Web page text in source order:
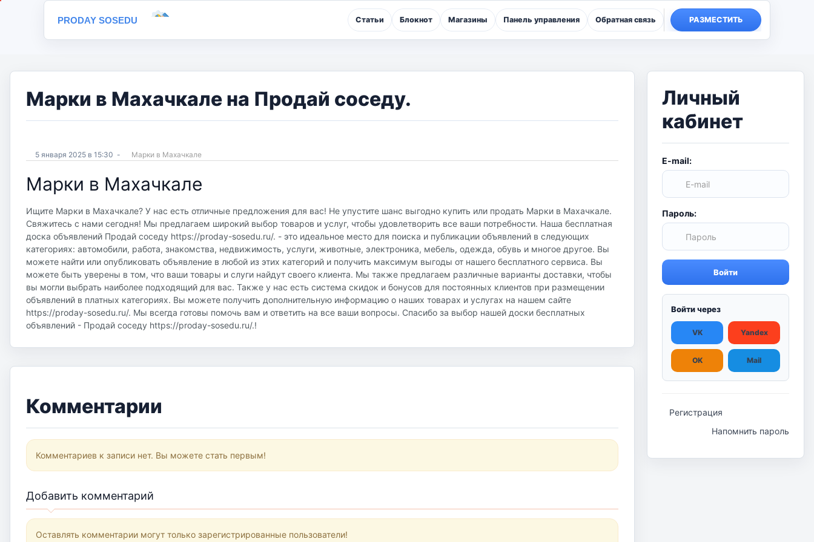
PRODAY SOSEDU Статьи Блокнот Магазины Панель управления Обратная связь РАЗМЕСТИТЬ
Марки в Махачкале на Продай соседу.
5 января 2025 в 15:30 - Марки в Махачкале
Марки в Махачкале
Ищите Марки в Махачкале? У нас есть отличные предложения для вас! Не упустите шанс выгодно купить или продать Марки в Махачкале.
Свяжитесь с нами сегодня! Мы предлагаем широкий выбор товаров и услуг, чтобы удовлетворить все ваши потребности. Наша бесплатная
доска объявлений Продай соседу https://proday-sosedu.ru/. - это идеальное место для поиска и публикации объявлений в следующих
категориях: автомобили, работа, знакомства, недвижимость, услуги, животные, электроника, мебель, одежда, обувь и многое другое. Вы
можете найти или опубликовать объявление в любой из этих категорий и получить максимум выгоды от нашего бесплатного сервиса. Вы
можете быть уверены в том, что ваши товары и слуги найдут своего клиента. Мы также предлагаем различные варианты доставки, чтобы
вы могли выбрать наиболее подходящий для вас. Также у нас есть система скидок и бонусов для постоянных клиентов при размещении
объявлений в платных категориях. Вы можете получить дополнительную информацию о наших товарах и услугах на нашем сайте
https://proday-sosedu.ru/. Мы всегда готовы помочь вам и ответить на все ваши вопросы. Спасибо за выбор нашей доски бесплатных
объявлений - Продай соседу https://proday-sosedu.ru/.!
Комментарии
Комментариев к записи нет. Вы можете стать первым!
Добавить комментарий
Оставлять комментарии могут только зарегистрированные пользователи!
Личный
кабинет
E-mail:
Пароль:
Войти
Войти через
VK Yandex
OK Mail
Регистрация
Напомнить пароль